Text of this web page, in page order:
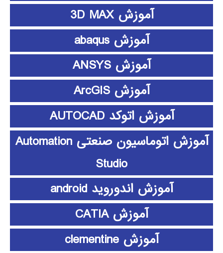
آموزش 3D MAX
آموزش abaqus
آموزش ANSYS
آموزش ArcGIS
آموزش اتوکد AUTOCAD
آموزش اتوماسیون صنعتی Automation
Studio
آموزش اندوروید android
آموزش CATIA
آموزش clementine